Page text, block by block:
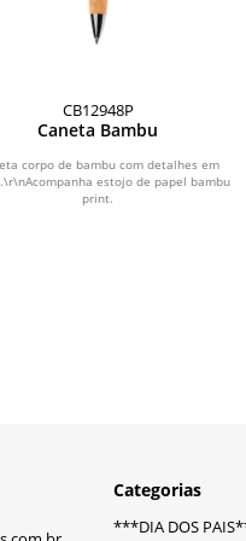
CB12948P
Caneta Bambu
corpo de bambu com detalhes em
estojo de papel bambu
print.
Categorias
***DIA DOS